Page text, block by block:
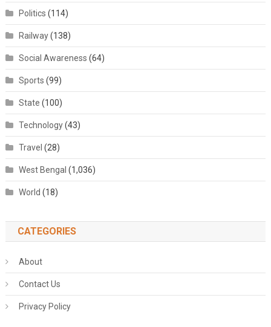
Politics (114)
Railway(138)
Social Awareness (64)
Sports (99)
State (100)
Technology(43)
Travel (28)
West Bengal (1,036)
World (18)
CATEGORIES
About
Contact Us
Privacy Policy